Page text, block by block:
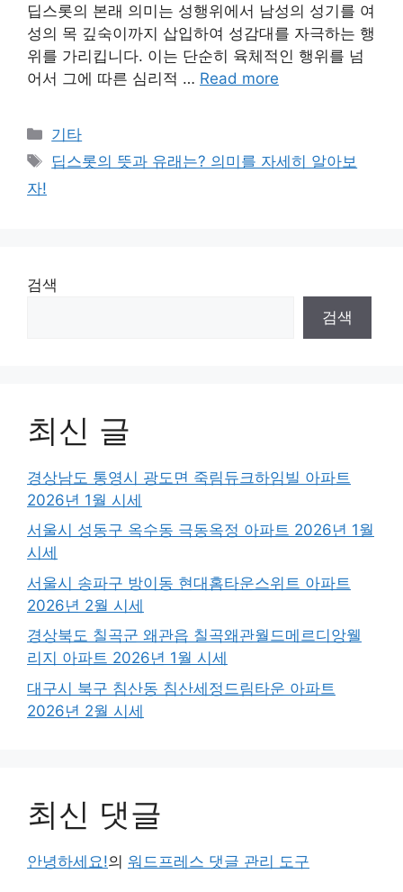
딥스롯의 본래 의미는 성행위에서 남성의 성기를 여
성의 목 깊숙이까지 삽입하여 성감대를 자극하는 행
위를 가리킵니다. 이는 단순히 육체적인 행위를 넘
어서 그에 따른 심리적 … Read more
Categories
기타
Tags
딥스롯의 뜻과 유래는? 의미를 자세히 알아보
자!
검색
검색
최신 글
경상남도 통영시 광도면 죽림듀크하임빌 아파트
2026년 1월 시세
서울시 성동구 옥수동 극동옥정 아파트 2026년 1월
시세
서울시 송파구 방이동 현대홈타운스위트 아파트
2026년 2월 시세
경상북도 칠곡군 왜관읍 칠곡왜관월드메르디앙웰
리지 아파트 2026년 1월 시세
대구시 북구 침산동 침산세정드림타운 아파트
2026년 2월 시세
최신 댓글
안녕하세요!의 워드프레스 댓글 관리 도구